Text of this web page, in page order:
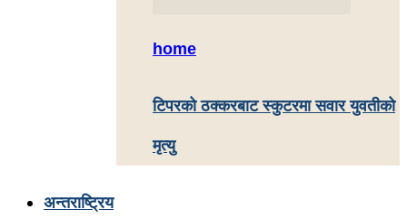
home
टिपरको ठक्करबाट स्कुटरमा सवार युवतीको
मृत्यु
अन्तराष्ट्रिय